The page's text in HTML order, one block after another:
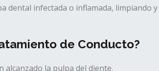
dental infectada o inflamada, limpiando
de Conducto?
alcanzado la pulpa del diente.